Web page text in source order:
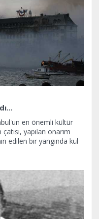
en önemli kültür
yapılan onarım
edilen bir yangında kül